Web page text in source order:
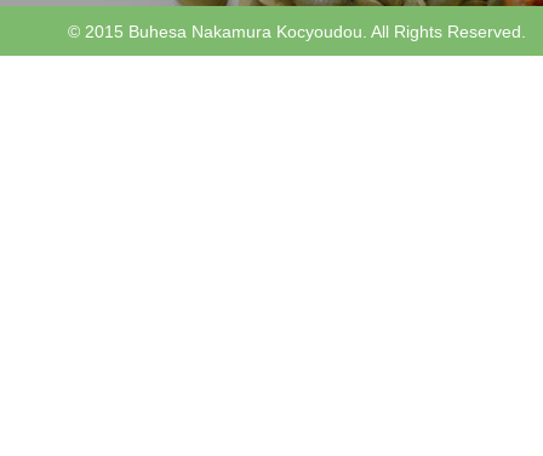
© 2015 Buhesa Nakamura Kocyoudou. All Rights Reserved.